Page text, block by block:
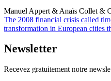
Manuel Appert & Anaïs Collet &
The 2008 financial crisis called
transformation in European cities
Newsletter
Recevez gratuitement notre